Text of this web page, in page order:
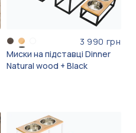
3 990 грн
Миски на підставці Dinner
Natural wood + Black